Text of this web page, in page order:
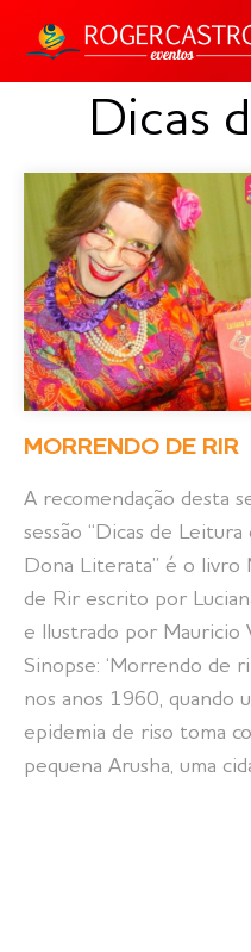
Dicas
MORRENDO DE RIR
A recomendação desta
sessão “Dicas de Leitura
Dona Literata” é o livro
de Rir escrito por
e Ilustrado por Mauricio
Sinopse: ‘Morrendo de
nos anos 1960, quando
epidemia de riso toma
pequena Arusha, uma